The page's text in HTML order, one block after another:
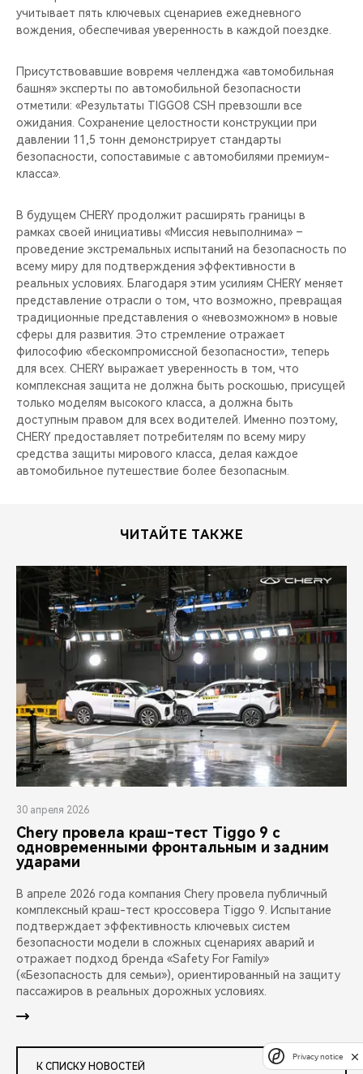
учитывает пять ключевых сценариев ежедневного
вождения, обеспечивая уверенность в каждой поездке.
Присутствовавшие вовремя челленджа «автомобильная
башня» эксперты по автомобильной безопасности
отметили: «Результаты TIGGO8 CSH превзошли все
ожидания. Сохранение целостности конструкции при
давлении 11,5 тонн демонстрирует стандарты
безопасности, сопоставимые с автомобилями премиум-
класса».
В будущем CHERY продолжит расширять границы в
рамках своей инициативы «Миссия невыполнима» –
проведение экстремальных испытаний на безопасность по
всему миру для подтверждения эффективности в
реальных условиях. Благодаря этим усилиям CHERY меняет
представление отрасли о том, что возможно, превращая
традиционные представления о «невозможном» в новые
сферы для развития. Это стремление отражает
философию «бескомпромиссной безопасности», теперь
для всех. CHERY выражает уверенность в том, что
комплексная защита не должна быть роскошью, присущей
только моделям высокого класса, а должна быть
доступным правом для всех водителей. Именно поэтому,
CHERY предоставляет потребителям по всему миру
средства защиты мирового класса, делая каждое
автомобильное путешествие более безопасным.
ЧИТАЙТЕ ТАКЖЕ
30 апреля 2026
Chery провела краш-тест Tiggo 9 с
одновременными фронтальным и задним
ударами
В апреле 2026 года компания Chery провела публичный
комплексный краш-тест кроссовера Tiggo 9. Испытание
подтверждает эффективность ключевых систем
безопасности модели в сложных сценариях аварий и
отражает подход бренда «Safety For Family»
(«Безопасность для семьи»), ориентированный на защиту
пассажиров в реальных дорожных условиях.
К СПИСКУ НОВОСТЕЙ
Privacy notice